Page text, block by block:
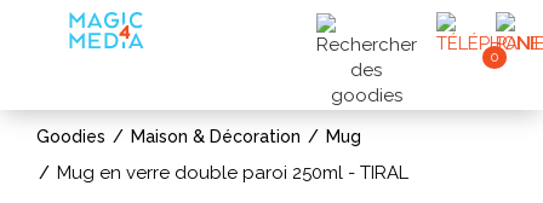
0
Goodies Maison & Décoration Mug
Mug en verre double paroi 250ml - TIRAL